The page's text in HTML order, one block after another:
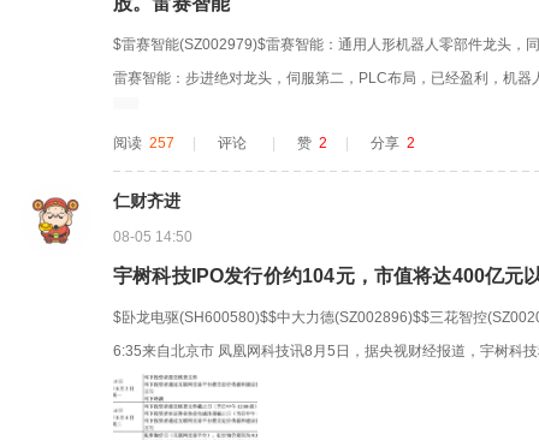
$雷赛智能(SZ002979)$雷赛智能：通用人形机器人零部件龙头，
雷赛智能：步进绝对龙头，伺服第二，PLC布局，已经盈利，机
局，小玩一下
阅读 257 评论 赞 2 分享 2
仁财齐进
08-05 14:50
宇树科技IPO发行价约104元，市值将达400亿元
$卧龙电驱(SH600580)$$中大力德(SZ002896)$$三花智控
6:35来自北京市 凤凰网科技讯8月5日，据央视财经报道，宇树科
时间为9:30-15:00。本次IPO拟募资42.02亿元，公开发行新股
预估发行价约104元/股，对应市值将...